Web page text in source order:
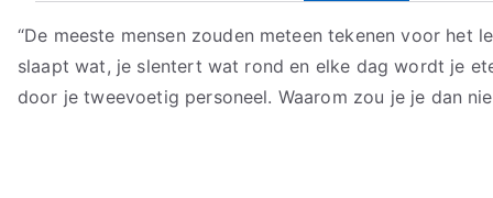
“De meeste mensen zouden meteen tekenen voor het
slaapt wat, je slentert wat rond en elke dag wordt je
door je tweevoetig personeel. Waarom zou je je dan